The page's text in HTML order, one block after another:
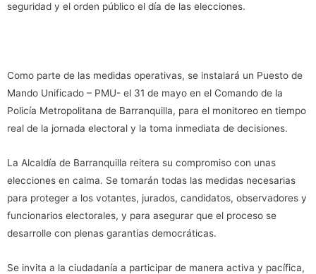
seguridad y el orden público el día de las elecciones.
Como parte de las medidas operativas, se instalará un Puesto de
Mando Unificado – PMU- el 31 de mayo en el Comando de la
Policía Metropolitana de Barranquilla, para el monitoreo en tiempo
real de la jornada electoral y la toma inmediata de decisiones.
La Alcaldía de Barranquilla reitera su compromiso con unas
elecciones en calma. Se tomarán todas las medidas necesarias
para proteger a los votantes, jurados, candidatos, observadores y
funcionarios electorales, y para asegurar que el proceso se
desarrolle con plenas garantías democráticas.
Se invita a la ciudadanía a participar de manera activa y pacífica,